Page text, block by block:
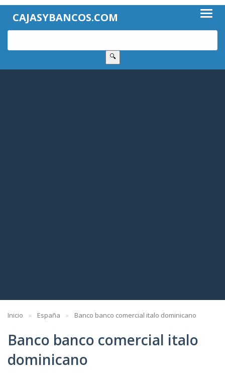
CAJASYBANCOS.COM
🔍
Inicio España Banco banco comercial italo dominicano
Banco banco comercial italo
dominicano